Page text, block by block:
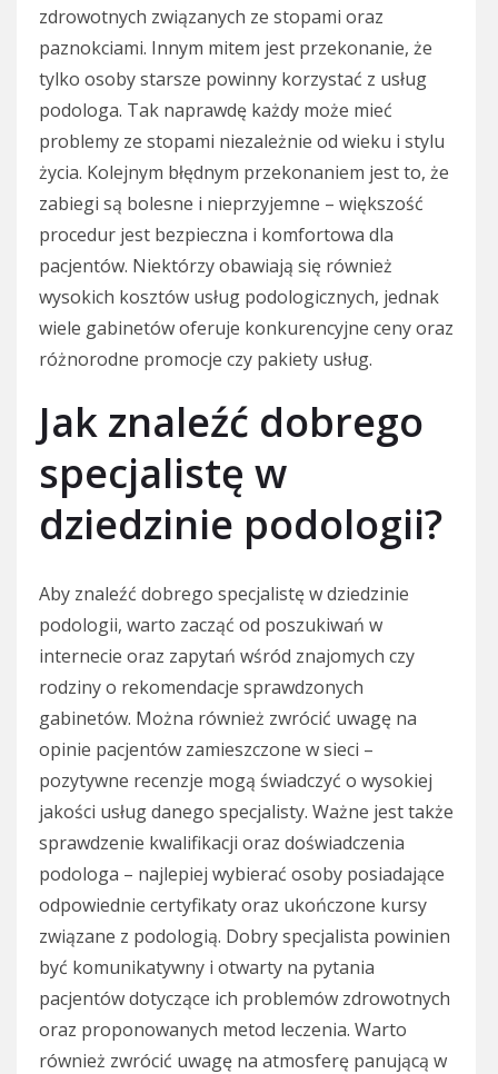
zdrowotnych związanych ze stopami oraz
paznokciami. Innym mitem jest przekonanie, że
tylko osoby starsze powinny korzystać z usług
podologa. Tak naprawdę każdy może mieć
problemy ze stopami niezależnie od wieku i stylu
życia. Kolejnym błędnym przekonaniem jest to, że
zabiegi są bolesne i nieprzyjemne – większość
procedur jest bezpieczna i komfortowa dla
pacjentów. Niektórzy obawiają się również
wysokich kosztów usług podologicznych, jednak
wiele gabinetów oferuje konkurencyjne ceny oraz
różnorodne promocje czy pakiety usług.
Jak znaleźć dobrego
specjalistę w
dziedzinie podologii?
Aby znaleźć dobrego specjalistę w dziedzinie
podologii, warto zacząć od poszukiwań w
internecie oraz zapytań wśród znajomych czy
rodziny o rekomendacje sprawdzonych
gabinetów. Można również zwrócić uwagę na
opinie pacjentów zamieszczone w sieci –
pozytywne recenzje mogą świadczyć o wysokiej
jakości usług danego specjalisty. Ważne jest także
sprawdzenie kwalifikacji oraz doświadczenia
podologa – najlepiej wybierać osoby posiadające
odpowiednie certyfikaty oraz ukończone kursy
związane z podologią. Dobry specjalista powinien
być komunikatywny i otwarty na pytania
pacjentów dotyczące ich problemów zdrowotnych
oraz proponowanych metod leczenia. Warto
również zwrócić uwagę na atmosferę panującą w